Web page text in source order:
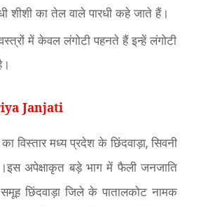
शीशी का तेल वाले पारधी कहे जाते हैं।
में केवल लंगोटी पहनते हैं इन्हें लंगोटी
Janjati
विस्तार मध्य प्रदेश के छिंदवाड़ा,सिवनी
अपेक्षाकृत बड़े भाग में फैली जनजाति
छिंदवाड़ा जिले के पातालकोट नामक